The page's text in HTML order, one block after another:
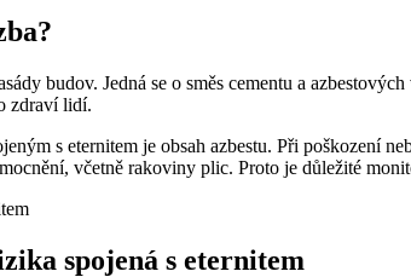
budov. Jedná se o směs cementu a
zdraví lidí.
s eternitem je obsah azbestu. Při poškození
včetně rakoviny plic. Proto je důležité
spojená s eternitem